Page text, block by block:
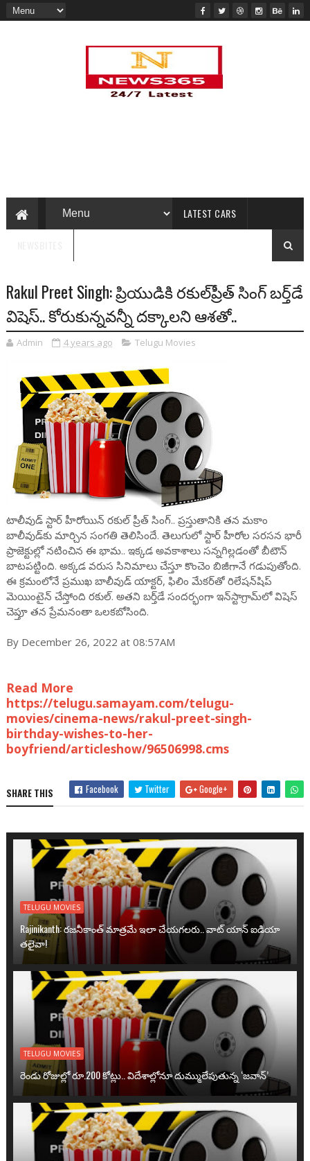
LATEST CARS
Rakul Preet Singh: ప్రియుడికి రకుల్‌ప్రీత్ సింగ్ బర్త్‌డే
విషెస్.. కోరుకున్నవన్నీ దక్కాలని ఆశతో..
Admin 4 years ago Telugu Movies
టాలీవుడ్ స్టార్ హీరోయిన్ రకుల్ ప్రీత్ సింగ్.. ప్రస్తుతానికి తన మకాం
బాలీవుడ్‌‌కు మార్చిన సంగతి తెలిసిందే. తెలుగులో స్టార్ హీరోల సరసన భారీ
ప్రాజెక్టుల్లో నటించిన ఈ భామ.. ఇక్కడ అవకాశాలు సన్నగిల్లడంతో బీటౌన్
బాటపట్టింది. అక్కడ వరుస సినిమాలు చేస్తూ కొంచెం బిజీగానే గడుపుతోంది.
ఈ క్రమంలోనే ప్రముఖ బాలీవుడ్ యాక్టర్, ఫిలిం మేకర్‌తో రిలేషన్‌షిప్
మెయింటైన్ చేస్తోంది రకుల్. అతని బర్త్‌డే సందర్భంగా ఇన్‌స్టాగ్రామ్‌లో విషెస్
చెప్తూ తన ప్రేమనంతా ఒలకబోసింది.
By December 26, 2022 at 08:57AM
Read More
https://telugu.samayam.com/telugu-
movies/cinema-news/rakul-preet-singh-
birthday-wishes-to-her-
boyfriend/articleshow/96506998.cms
SHARE THIS Facebook Twitter Google+
TELUGU MOVIES
Rajinikanth: రజనీకాంత్ మాత్రమే ఇలా చేయగలరు.. వాట్ యాన్ ఐడియా
తలైవా!
TELUGU MOVIES
రెండు రోజుల్లో రూ.200 కోట్లు.. విదేశాల్లోనూ దుమ్ములేపుతున్న ‘జవాన్’